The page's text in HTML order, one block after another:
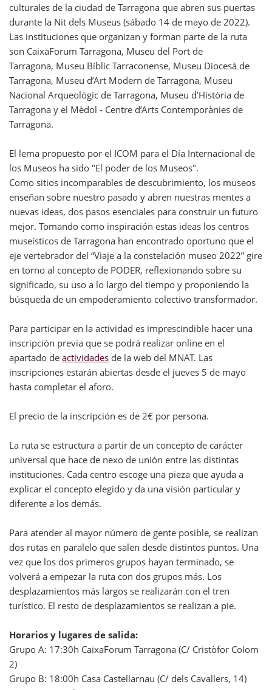
culturales de la ciudad de Tarragona que abren sus puertas
durante la Nit dels Museus (sábado 14 de mayo de 2022).
Las instituciones que organizan y forman parte de la ruta
son CaixaForum Tarragona, Museu del Port de
Tarragona, Museu Bíblic Tarraconense, Museu Diocesà de
Tarragona, Museu d’Art Modern de Tarragona, Museu
Nacional Arqueològic de Tarragona, Museu d’Història de
Tarragona y el Mèdol - Centre d’Arts Contemporànies de
Tarragona.
El lema propuesto por el ICOM para el Día Internacional de
los Museos ha sido "El poder de los Museos".
Como sitios incomparables de descubrimiento, los museos
enseñan sobre nuestro pasado y abren nuestras mentes a
nuevas ideas, dos pasos esenciales para construir un futuro
mejor. Tomando como inspiración estas ideas los centros
museísticos de Tarragona han encontrado oportuno que el
eje vertebrador del “Viaje a la constelación museo 2022” gire
en torno al concepto de PODER, reflexionando sobre su
significado, su uso a lo largo del tiempo y proponiendo la
búsqueda de un empoderamiento colectivo transformador.
Para participar en la actividad es imprescindible hacer una
inscripción previa que se podrá realizar online en el
apartado de actividades de la web del MNAT. Las
inscripciones estarán abiertas desde el jueves 5 de mayo
hasta completar el aforo.
El precio de la inscripción es de 2€ por persona.
La ruta se estructura a partir de un concepto de carácter
universal que hace de nexo de unión entre las distintas
instituciones. Cada centro escoge una pieza que ayuda a
explicar el concepto elegido y da una visión particular y
diferente a los demás.
Para atender al mayor número de gente posible, se realizan
dos rutas en paralelo que salen desde distintos puntos. Una
vez que los dos primeros grupos hayan terminado, se
volverá a empezar la ruta con dos grupos más. Los
desplazamientos más largos se realizarán con el tren
turístico. El resto de desplazamientos se realizan a pie.
Horarios y lugares de salida:
Grupo A: 17:30h CaixaForum Tarragona (C/ Cristòfor Colom
2)
Grupo B: 18:00h Casa Castellarnau (C/ dels Cavallers, 14)